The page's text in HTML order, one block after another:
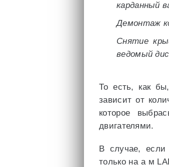
карданный
Демонтаж
Снятие
ведомый
То есть, как
зависит от
которое
двигателями.
В случае, если
только на а м